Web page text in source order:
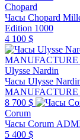
Chopard
Часы Chopard
Edition 1000
4 100 $
Ulysse Nardin
Часы Ulysse
8 700 $
Corum
Часы Corum
5 400 $